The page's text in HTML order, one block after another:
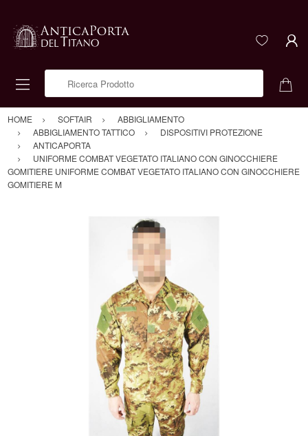
HOME SOFTAIR
ABBIGLIAMENTO
ABBIGLIAMENTO TATTICO
DISPOSITIVI PROTEZIONE
ANTICAPORTA
UNIFORME COMBAT VEGETATO ITALIANO CON GINOCCHIERE
GOMITIERE UNIFORME COMBAT VEGETATO ITALIANO CON GINOCCHIERE
GOMITIERE M